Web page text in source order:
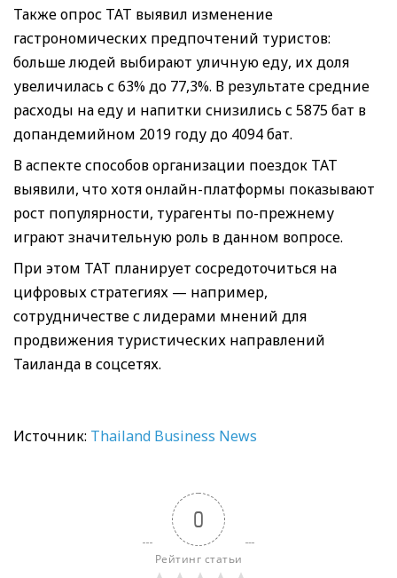
Также опрос ТАТ выявил изменение
гастрономических предпочтений туристов:
больше людей выбирают уличную еду, их доля
увеличилась с 63% до 77,3%. В результате средние
расходы на еду и напитки снизились с 5875 бат в
допандемийном 2019 году до 4094 бат.
В аспекте способов организации поездок ТАТ
выявили, что хотя онлайн-платформы показывают
рост популярности, турагенты по-прежнему
играют значительную роль в данном вопросе.
При этом ТАТ планирует сосредоточиться на
цифровых стратегиях — например,
сотрудничестве с лидерами мнений для
продвижения туристических направлений
Таиланда в соцсетях.
Источник: Thailand Business News
0
Рейтинг статьи